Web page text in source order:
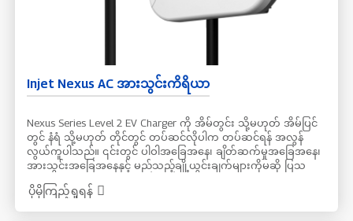
Injet Nexus AC အားသွင်းကိရိယာ
Nexus Series Level 2 EV Charger ကို အိမ်တွင်း သို့မဟုတ် အိမ်ပြင်
တွင် နံရံ သို့မဟုတ် တိုင်တွင် တပ်ဆင်လိုပါက တပ်ဆင်ရန် အလွန်
လွယ်ကူပါသည်။ ၎င်းတွင် ပါဝါအခြေအနေ၊ ချိတ်ဆက်မှုအခြေအနေ၊
အားသွင်းအခြေအနေနှင့် မည်သည့်ချို့ယွင်းချက်များကိုမဆို ပြသ
RoHs အတည်ပြုထားပြီး IP65 & IK10 အဆင့်သတ်မှတ်ချက်ဖြင့် ကာ
ပိုမိုကြည့်ရှုရန်